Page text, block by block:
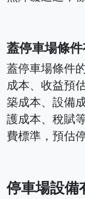
蓋停車場條
蓋停車場條件
成本、收益預
築成本、設備
護成本、稅賦
費標準，預估
停車場設備